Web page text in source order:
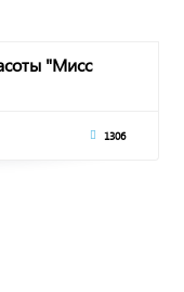
"Мисс
1306